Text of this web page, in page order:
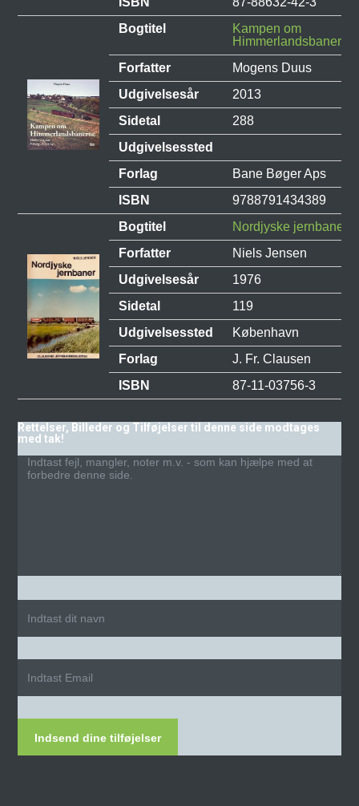
Bogtitel
Kampen om
Himmerlandsbanerne
Forfatter
Mogens Duus
Udgivelsesår
2013
Sidetal
288
Udgivelsessted
Forlag
Bane Bøger Aps
ISBN
9788791434389
Bogtitel
Nordjyske jernbaner
Forfatter
Niels Jensen
Udgivelsesår
1976
Sidetal
119
Udgivelsessted
København
Forlag
J. Fr. Clausen
ISBN
87-11-03756-3
Rettelser, Billeder og Tilføjelser til denne side modtages
med tak!
Indsend dine tilføjelser